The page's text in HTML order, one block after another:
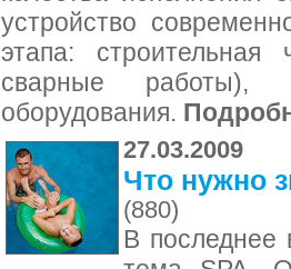
устройство
этапа:
сварные работы),
оборудования.
27.03.2009
Что нужно
(880)
В последнее